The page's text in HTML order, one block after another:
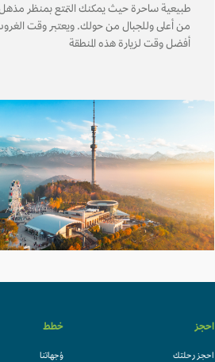
طبيعية ساحرة حيث يمكنك التمتع بمنظر
من أعلى وللجبال من حولك. ويعتبر وقت
أفضل وقت لزيارة هذه المنطقة
احجز
احجز رحلتك
خطط
وُجهاتنا